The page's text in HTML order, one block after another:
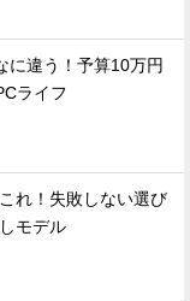
に違う！予算10万円
ライフ
れ！失敗しない選び
モデル